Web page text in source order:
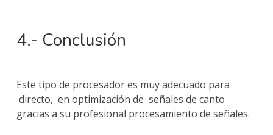
4.- Conclusión
Este tipo de procesador es muy adecuado para
directo, en optimización de señales de canto
gracias a su profesional procesamiento de señales.